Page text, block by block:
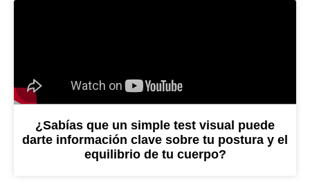
¿Sabías que un simple test visual puede
darte información clave sobre tu postura y el
equilibrio de tu cuerpo?